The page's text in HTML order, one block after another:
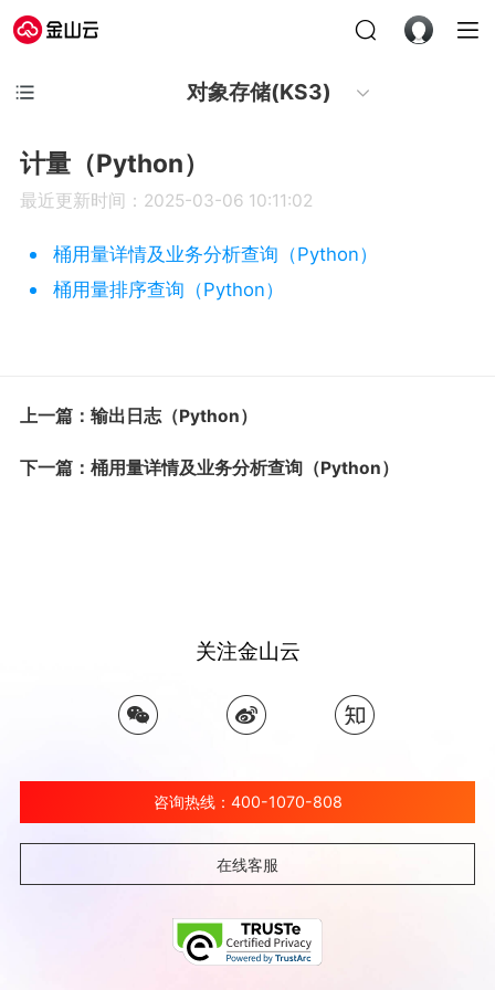
对象存储(KS3)
计量（Python）
最近更新时间：2025-03-06 10:11:02
桶用量详情及业务分析查询（Python）
桶用量排序查询（Python）
上一篇：输出日志（Python）
下一篇：桶用量详情及业务分析查询（Python）
关注金山云
咨询热线：400-1070-808
在线客服